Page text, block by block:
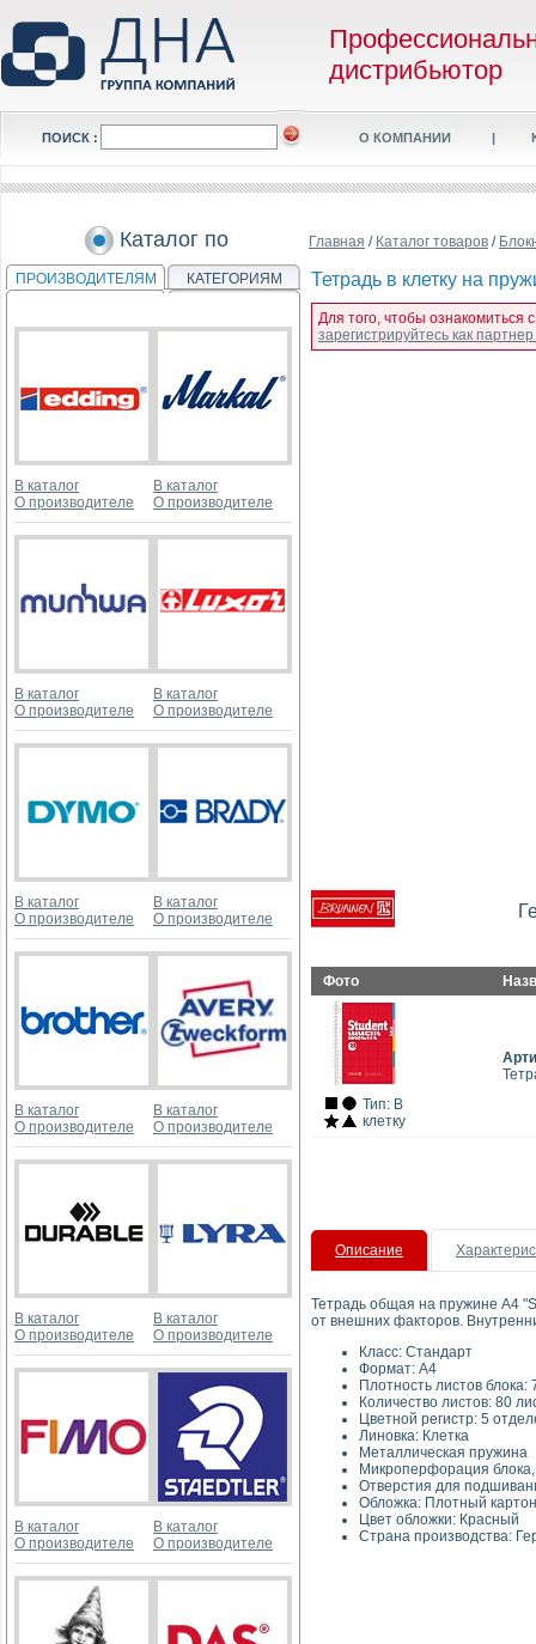
дистрибьютор
ПОИСК : О КОМПАНИИ |
Каталог по
ПРОИЗВОДИТЕЛЯМ КАТЕГОРИЯМ
В каталог
О производителе
В каталог
О производителе
В каталог
О производителе
В каталог
О производителе
В каталог
О производителе
В каталог
О производителе
В каталог
О производителе
В каталог
О производителе
В каталог
О производителе
В каталог
О производителе
В каталог
О производителе
В каталог
О производителе
Главная / Каталог товаров /
Тетрадь в клетку на
Для того, чтобы ознакомиться
зарегистрируйтесь как
Фото
Тип: В
клетку
Описание
Тетрадь общая на пружине А4
от внешних факторов.
Класс:
Плотность
Количество
Цветной регистр: 5
Линовка:
Металлическая
Микроперфорация
Отверстия для
Обложка:
Цвет
Страна производства: